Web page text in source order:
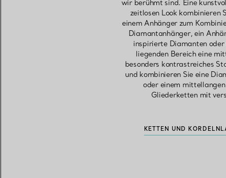
wir berühmt sind. Eine
zeitlosen Look kombinieren
einem Anhänger zum
Diamantanhänger, ein
inspirierte Diamanten
liegenden Bereich eine
besonders kontrastreiches
und kombinieren Sie eine
oder einem
Gliederketten mit
KETTEN UND KORDELN